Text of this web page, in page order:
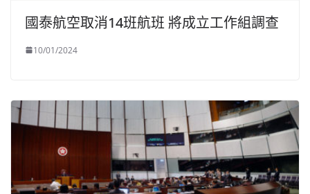
國泰航空取消14班航班 將成立工作組調查
10/01/2024